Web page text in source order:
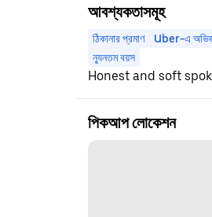
আবশ্যকতাসমূহ
ঠিকানার প্রমাণ Uber-এ
ন্যূনতম বয়স
Honest and soft
পিকআপ লোকেশন